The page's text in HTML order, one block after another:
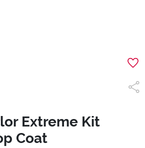
Extreme Kit
Coat